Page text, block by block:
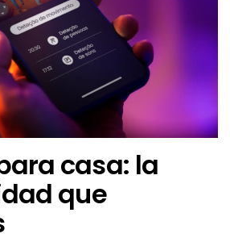
casa: la
que